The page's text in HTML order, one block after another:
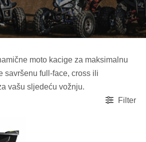
moto kacige za maksimalnu
savršenu full-face, cross ili
vašu sljedeću vožnju.
Filter